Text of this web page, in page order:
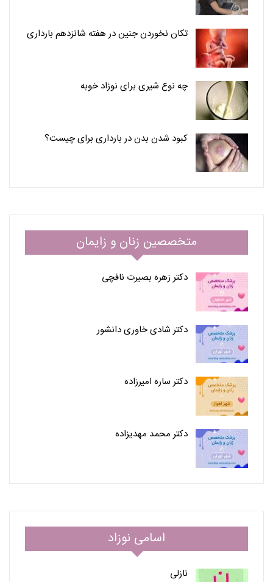
تکان نخوردن جنین در هفته شانزدهم بارداری
چه نوع شیری برای نوزاد خوبه
کبود شدن بدن در بارداری برای چیست؟
متخصصین زنان و زایمان
دکتر زهره بصیرت نافچی
دکتر شادی خاوری دانشور
دکتر ساره امیرزاده
دکتر محمد مهدیزاده
اسامی نوزاد
نازلی